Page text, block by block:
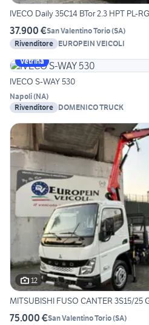
IVECO Daily 35C14 BTor 2.3 HPT PL-
37.900 €San Valentino Torio(SA)
Rivenditore EUROPEIN VEICOLI
Vetrina
IVECO S-WAY 530
Napoli(NA)
Rivenditore DOMENICO TRUCK
12
MITSUBISHI FUSO CANTER 3S15/25
75.000 €San Valentino Torio(SA)